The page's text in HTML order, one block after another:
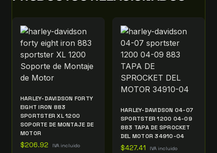
HARLEY-DAVIDSON FORTY
EIGHT IRON 883
SPORTSTER XL 1200
SOPORTE DE MONTAJE DE
MOTOR
$206.92 IVA incluido
HARLEY-DAVIDSON 04-07
SPORTSTER 1200 04-09
883 TAPA DE SPROCKET
DEL MOTOR 34910-04
$427.41 IVA incluido